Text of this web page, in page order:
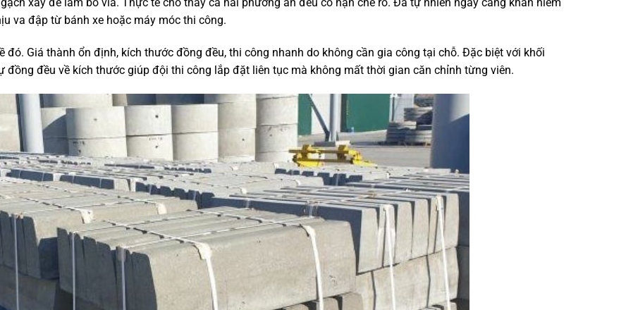
xây để làm bó vỉa. Thực tế cho thấy cả hai phương án đều có hạn chế rõ. Đá tự nhiên ngày càng khan hiếm
va đập từ bánh xe hoặc máy móc thi công.
đó. Giá thành ổn định, kích thước đồng đều, thi công nhanh do không cần gia công tại chỗ. Đặc biệt với khối
đồng đều về kích thước giúp đội thi công lắp đặt liên tục mà không mất thời gian căn chỉnh từng viên.